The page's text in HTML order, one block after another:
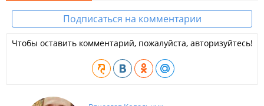
Учет ведется в лицензионной программе. Работа по
официальному договору. Соблюдение сроков. Четкий
Подписаться на комментарии
Чтобы оставить комментарий, пожалуйста, авторизуйтесь!